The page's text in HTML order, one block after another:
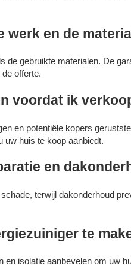
werk en de
de gebruikte materialen. De
offerte.
voordat ik
en potentiële kopers
uw huis te koop aanbiedt.
en
terwijl dakonderhoud
te
isolatie aanbevelen om uw